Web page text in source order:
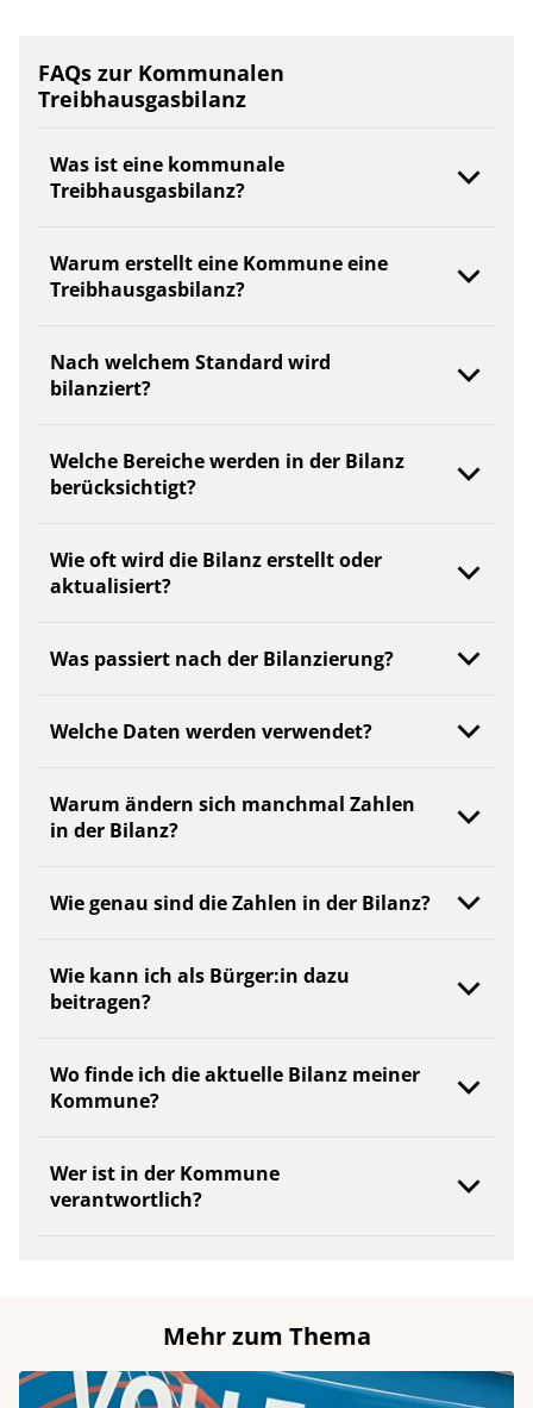
FAQs zur Kommunalen
Treibhausgasbilanz
Was ist eine kommunale
Treibhausgasbilanz?
Warum erstellt eine Kommune eine
Treibhausgasbilanz?
Nach welchem Standard wird
bilanziert?
Welche Bereiche werden in der Bilanz
berücksichtigt?
Wie oft wird die Bilanz erstellt oder
aktualisiert?
Was passiert nach der Bilanzierung?
Welche Daten werden verwendet?
Warum ändern sich manchmal Zahlen
in der Bilanz?
Wie genau sind die Zahlen in der Bilanz?
Wie kann ich als Bürger:in dazu
beitragen?
Wo finde ich die aktuelle Bilanz meiner
Kommune?
Wer ist in der Kommune
verantwortlich?
Mehr zum Thema